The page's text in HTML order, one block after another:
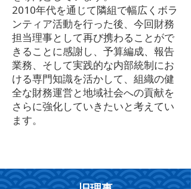
2010年代を通じて隣組で幅広くボラ
ンティア活動を行った後、今回財務
担当理事として再び携わることがで
きることに感謝し、予算編成、報告
業務、そして実践的な内部統制にお
ける専門知識を活かして、組織の健
全な財務運営と地域社会への貢献を
さらに強化していきたいと考えてい
ます。